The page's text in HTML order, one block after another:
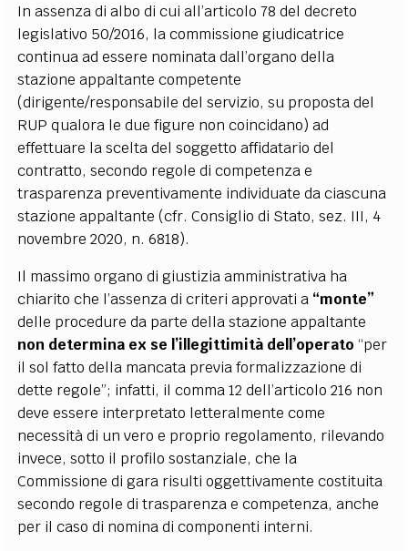
In assenza di albo di cui all’articolo 78 del decreto
legislativo 50/2016, la commissione giudicatrice
continua ad essere nominata dall’organo della
stazione appaltante competente
(dirigente/responsabile del servizio, su proposta del
RUP qualora le due figure non coincidano) ad
effettuare la scelta del soggetto affidatario del
contratto, secondo regole di competenza e
trasparenza preventivamente individuate da ciascuna
stazione appaltante (cfr. Consiglio di Stato, sez. III, 4
novembre 2020, n. 6818).
Il massimo organo di giustizia amministrativa ha
chiarito che l’assenza di criteri approvati a “monte”
delle procedure da parte della stazione appaltante
non determina ex se l’illegittimità dell’operato “per
il sol fatto della mancata previa formalizzazione di
dette regole”; infatti, il comma 12 dell’articolo 216 non
deve essere interpretato letteralmente come
necessità di un vero e proprio regolamento, rilevando
invece, sotto il profilo sostanziale, che la
Commissione di gara risulti oggettivamente costituita
secondo regole di trasparenza e competenza, anche
per il caso di nomina di componenti interni.